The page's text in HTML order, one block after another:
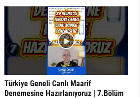
Türkiye Geneli Canlı Maarif
Denemesine Hazırlanıyoruz | 7.Bölüm